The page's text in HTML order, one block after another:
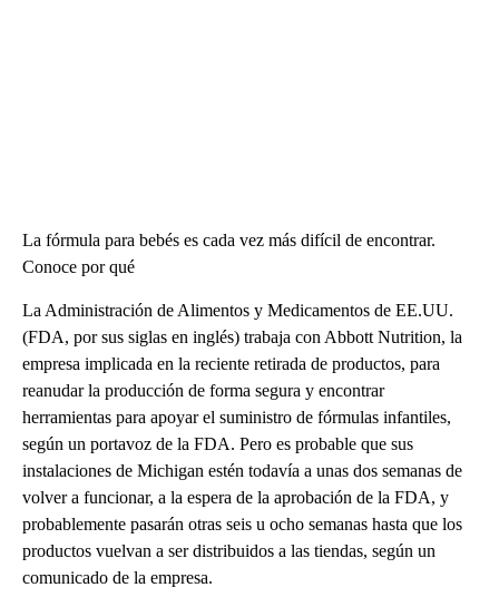
La fórmula para bebés es cada vez más difícil de encontrar.
Conoce por qué
La Administración de Alimentos y Medicamentos de EE.UU.
(FDA, por sus siglas en inglés) trabaja con Abbott Nutrition, la
empresa implicada en la reciente retirada de productos, para
reanudar la producción de forma segura y encontrar
herramientas para apoyar el suministro de fórmulas infantiles,
según un portavoz de la FDA. Pero es probable que sus
instalaciones de Michigan estén todavía a unas dos semanas de
volver a funcionar, a la espera de la aprobación de la FDA, y
probablemente pasarán otras seis u ocho semanas hasta que los
productos vuelvan a ser distribuidos a las tiendas, según un
comunicado de la empresa.